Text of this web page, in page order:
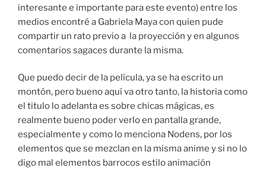
interesante e importante para este evento) entre los
medios encontré a Gabriela Maya con quien pude
compartir un rato previo a la proyección y en algunos
comentarios sagaces durante la misma.
Que puedo decir de la película, ya se ha escrito un
montón, pero bueno aquí va otro tanto, la historia como
el titulo lo adelanta es sobre chicas mágicas, es
realmente bueno poder verlo en pantalla grande,
especialmente y como lo menciona Nodens, por los
elementos que se mezclan en la misma anime y si no lo
digo mal elementos barrocos estilo animación